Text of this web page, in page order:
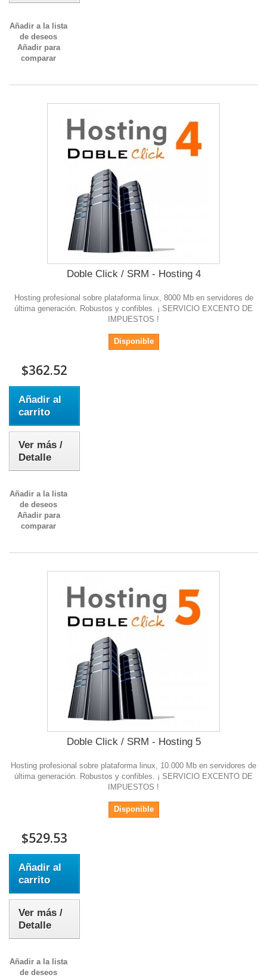
Añadir a la lista
de deseos
Añadir para
comparar
Doble Click / SRM - Hosting 4
Hosting profesional sobre plataforma linux, 8000 Mb en servidores de
última generación. Robustos y confibles. ¡ SERVICIO EXCENTO DE
IMPUESTOS !
Disponible
$362.52
Añadir al
carrito
Ver más /
Detalle
Añadir a la lista
de deseos
Añadir para
comparar
Doble Click / SRM - Hosting 5
Hosting profesional sobre plataforma linux, 10.000 Mb en servidores de
última generación. Robustos y confibles. ¡ SERVICIO EXCENTO DE
IMPUESTOS !
Disponible
$529.53
Añadir al
carrito
Ver más /
Detalle
Añadir a la lista
de deseos